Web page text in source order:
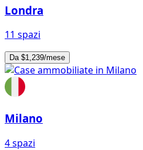
Londra
11 spazi
Da $1,239/mese
Milano
4 spazi